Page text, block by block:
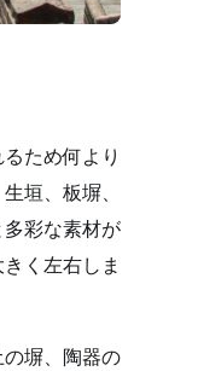
ため何より
垣、板塀、
彩な素材が
く左右しま
塀、陶器の